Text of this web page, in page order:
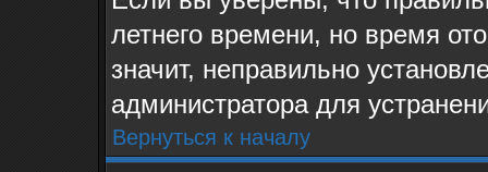
летнего времени, но время
значит, неправильно
администратора для
Вернуться к началу